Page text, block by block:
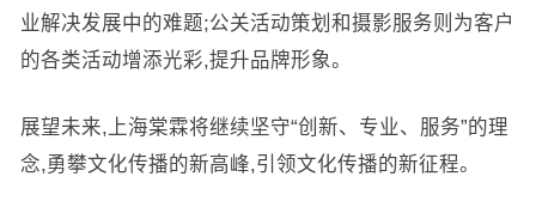
业解决发展中的难题;公关活动策划和摄影服务则为客户
的各类活动增添光彩,提升品牌形象。
展望未来,上海棠霖将继续坚守“创新、专业、服务”的理
念,勇攀文化传播的新高峰,引领文化传播的新征程。